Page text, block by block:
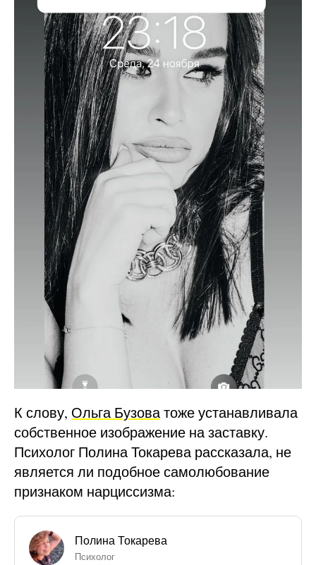
К слову, Ольга Бузоватоже устанавливала
собственное изображение на заставку.
Психолог Полина Токарева рассказала, не
является ли подобное самолюбование
признаком нарциссизма:
Полина Токарева
Психолог